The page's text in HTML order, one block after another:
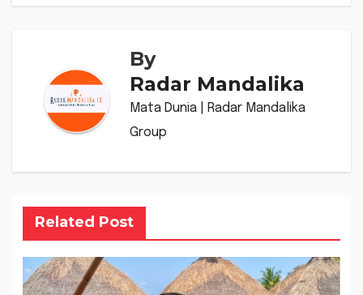
By
Radar Mandalika
Mata Dunia | Radar Mandalika
Group
Related Post